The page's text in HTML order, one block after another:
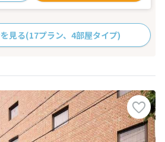
見る(17プラン、4部屋タイプ)